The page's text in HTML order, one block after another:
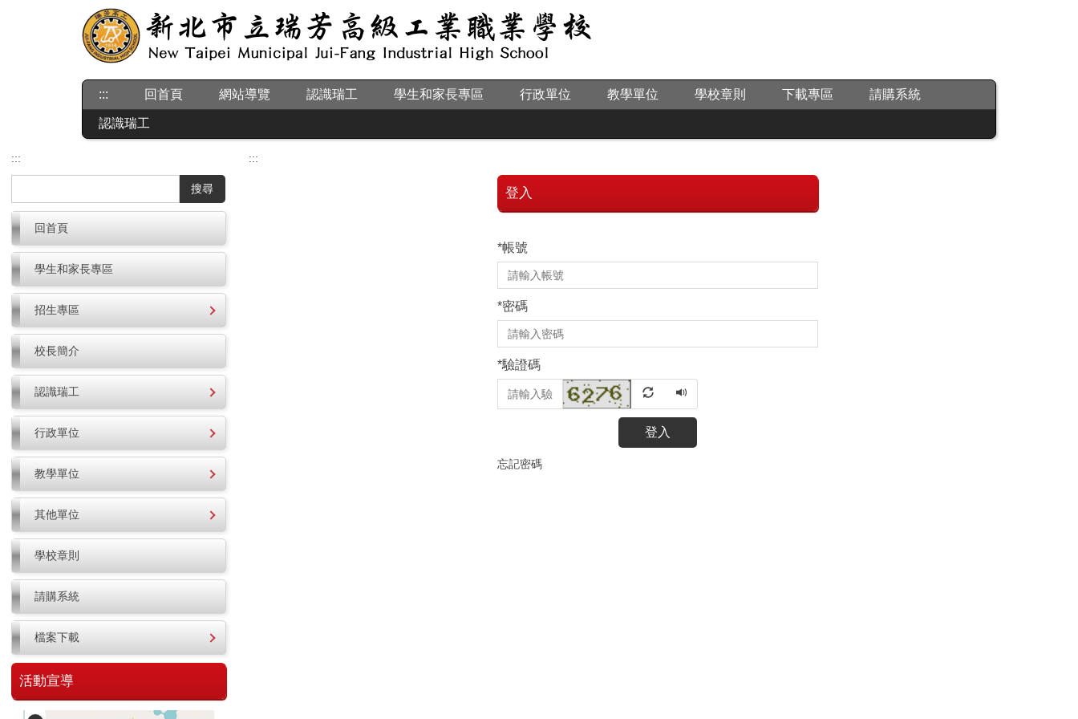
::: 回首頁 網站導覽 認識瑞工 學生和家長專區 行政單位 教學單位 學校章則 下載專區 請購系統
認識瑞工
:::
搜尋
回首頁
學生和家長專區
招生專區
校長簡介
認識瑞工
行政單位
教學單位
其他單位
學校章則
請購系統
檔案下載
活動宣導
:::
登入
*帳號
*密碼
*驗證碼
登入
忘記密碼